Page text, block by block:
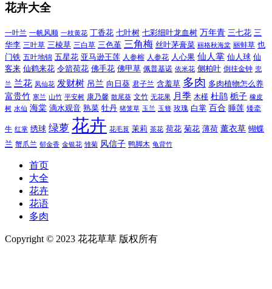
花卉大全
一叶兰 一帆风顺 一枝黄花 丁香花 七叶树 七彩细叶龙血树 万年青 三七花 三
华李 三叶草 三棱草 三白草 三色堇 三角梅 丝叶茅膏菜 丽格秋海棠 丽蚌草 也
门铁 五叶地锦 五星花 亚马逊王莲 人参榕 人参花 人心果 仙人掌 仙人球 仙
客来 仙鹤来花 令箭荷花 佛手花 佛甲草 佩普基诺 依米花 侧柏叶 倒挂金钟 兜
兰 兰花 凤仙花 发财树 吊兰 向日葵 君子兰 含羞草 多肉 多肉植物怎么养
富贵竹 寒兰 山竹 平安树 康乃馨 散尾葵 文竹 无花果 月季 木槿 杜鹃 栀子 橡皮
树 水仙 海棠 滴水观音 熟菜 牡丹 猪笼草 玉兰 玉簪 玫瑰 白掌 百合 睡莲 矮牵
牛 红掌 绣球 绿萝 花卉 花毛茛 茉莉 茶花 荷花 菊花 薄荷 薰衣草 蝴蝶
兰 蟹爪兰 郁金香 金银花 雏菊 风信子 鸭脚木 龟背竹
首页
大全
花卉
花语
多肉
Copyright © 2023 花花草草 版权所有